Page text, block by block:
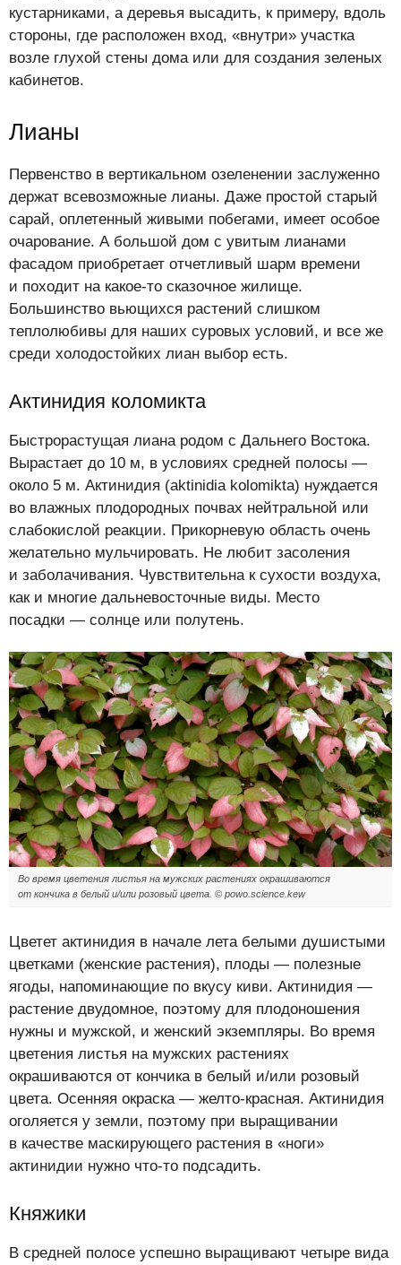
кустарниками, а деревья высадить, к примеру, вдоль
стороны, где расположен вход, «внутри» участка
возле глухой стены дома или для создания зеленых
кабинетов.
Лианы
Первенство в вертикальном озеленении заслуженно
держат всевозможные лианы. Даже простой старый
сарай, оплетенный живыми побегами, имеет особое
очарование. А большой дом с увитым лианами
фасадом приобретает отчетливый шарм времени
и походит на какое-то сказочное жилище.
Большинство вьющихся растений слишком
теплолюбивы для наших суровых условий, и все же
среди холодостойких лиан выбор есть.
Актинидия коломикта
Быстрорастущая лиана родом с Дальнего Востока.
Вырастает до 10 м, в условиях средней полосы —
около 5 м. Актинидия (aktinidia kolomikta) нуждается
во влажных плодородных почвах нейтральной или
слабокислой реакции. Прикорневую область очень
желательно мульчировать. Не любит засоления
и заболачивания. Чувствительна к сухости воздуха,
как и многие дальневосточные виды. Место
посадки — солнце или полутень.
Во время цветения листья на мужских растениях окрашиваются
от кончика в белый и/или розовый цвета. © powo.science.kew
Цветет актинидия в начале лета белыми душистыми
цветками (женские растения), плоды — полезные
ягоды, напоминающие по вкусу киви. Актинидия —
растение двудомное, поэтому для плодоношения
нужны и мужской, и женский экземпляры. Во время
цветения листья на мужских растениях
окрашиваются от кончика в белый и/или розовый
цвета. Осенняя окраска — желто-красная. Актинидия
оголяется у земли, поэтому при выращивании
в качестве маскирующего растения в «ноги»
актинидии нужно что-то подсадить.
Княжики
В средней полосе успешно выращивают четыре вида